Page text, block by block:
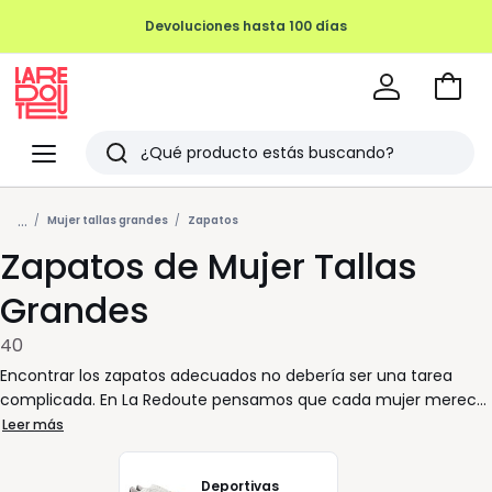
Devoluciones hasta 100 días
Menu
Redoute
Buscar
Últimos
artículos
vistos
Ir
... Mujer tallas grandes Zapatos
Zapatos de Mujer Tallas
Grandes
40
Encontrar los zapatos adecuados no debería ser una tarea
complicada. En La Redoute pensamos que cada mujer merece
sentirse cómoda y segura al caminar. Por eso, ponemos a su
alcance una selección pensada para responder a sus
Leer más
Deportivas